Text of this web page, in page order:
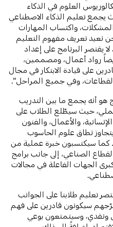
العلوم في الذكاء
يجمع تعليم الذكاء الاصطناعي
واكتساب المهارات
نعيد تعريف مفهوم التعليم
يقتصر البرنامج على إعداد
رواد أعمال، ومصممين،
على قيادة الابتكار في مجال
وفي جميع المراحل".
هو أنه يجمع ما بين التدريب
حيث سيطّلع الطلاب على
والأعمال، والفنون
نطاق علوم الحاسوب
كما سيكتسبون خبرة عملية من
الصناعي، إلى جانب برامج
الجهات الفاعلة في مجالات
تعليم طلابنا على الجوانب
سيكونون قادرين على فهم
وسيتمتعون بوعي